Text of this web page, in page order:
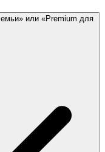
или «Premium для